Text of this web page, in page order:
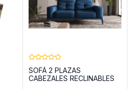
SOFÁ 2 PLAZAS
CABEZALES RECLINABLES